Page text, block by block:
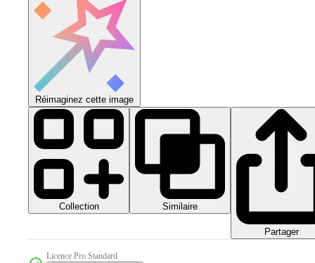
Réimaginez cette image
Collection Similaire
Partager
Licence Pro Standard